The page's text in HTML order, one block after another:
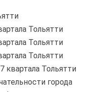
Тольятти
Тольятти
Тольятти
квартала Тольятти
города